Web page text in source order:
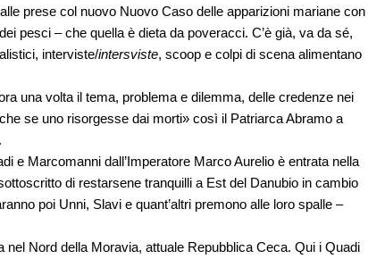
prese col nuovo Nuovo Caso delle apparizioni mariane con
pesci – che quella è dieta da poveracci. C’è già, va da sé,
interviste/intersviste, scoop e colpi di scena alimentano
una volta il tema, problema e dilemma, delle credenze nei
se uno risorgesse dai morti» così il Patriarca Abramo a
e Marcomanni dall’Imperatore Marco Aurelio è entrata nella
di restarsene tranquilli a Est del Danubio in cambio
poi Unni, Slavi e quant’altri premono alle loro spalle –
Nord della Moravia, attuale Repubblica Ceca. Qui i Quadi